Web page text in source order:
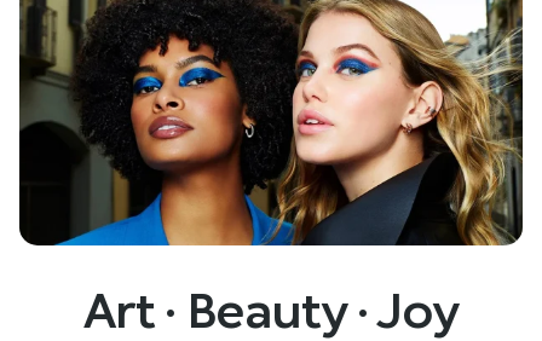
Art · Beauty · Joy